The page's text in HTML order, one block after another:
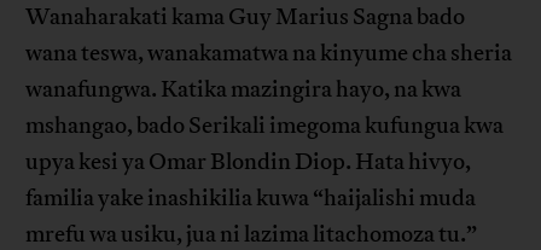
Wanaharakati kama Guy Marius Sagna bado
wana teswa, wanakamatwa na kinyume cha sheria
wanafungwa. Katika mazingira hayo, na kwa
mshangao, bado Serikali imegoma kufungua kwa
upya kesi ya Omar Blondin Diop. Hata hivyo,
familia yake inashikilia kuwa “haijalishi muda
mrefu wa usiku, jua ni lazima litachomoza tu.”